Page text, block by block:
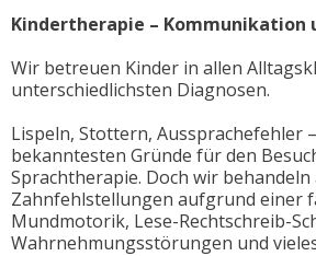
Kindertherapie – Kommunikation
Wir betreuen Kinder in allen
unterschiedlichsten Diagnosen.
Lispeln, Stottern, Aussprachefehler
bekanntesten Gründe für den
Sprachtherapie. Doch wir behandeln
Zahnfehlstellungen aufgrund einer
Mundmotorik, Lese-Rechtschreib-
Wahrnehmungsstörungen und